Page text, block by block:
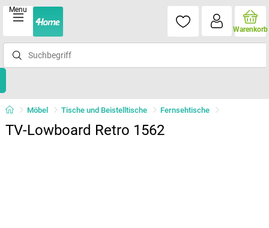
Menu
Warenkorb
Möbel Tische und Beistelltische Fernsehtische
TV-Lowboard Retro 1562